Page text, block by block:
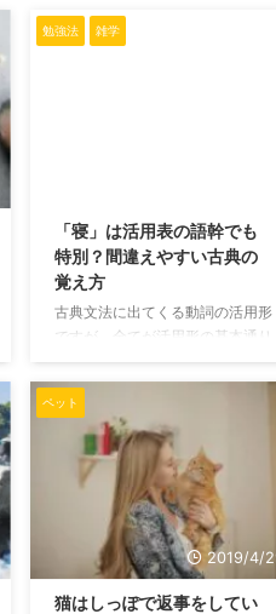
け具合などでしょうか。 「立て
付け」という単語を見ると、そう
という単語ですが、三つの意味で
使われることがあります。 立て
付けの意味① 一つ目は「続けざ
まにすること、立て続け」という
意味での「立て付け」です。 ...
勉強法 雑学
「寝」は活用表の語幹でも
特別？間違えやすい古典の
覚え方
古典文法に出てくる動詞の活用形
ですが、全てが活用形の基本通り
もでてきます。 今回はそんな例
外のうち、引っかかりやすい
「寝」の語幹についてまとめてい
く記事になります。 語幹と活用
が一体になる語 「寝」は動詞の
活用の種類では下二段活用に属し
ます。 下二段活用は全ての活用
語尾にウ・エ段の音が入ってそれ
に「る、れ、よ」が付く形で活用
されます。 語幹―受(う)く 未然
ペット
2019/4/
猫はしっぽで返事をしてい